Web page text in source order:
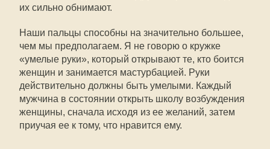
их сильно обнимают.
Наши пальцы способны на значительно большее,
чем мы предполагаем. Я не говорю о кружке
«умелые руки», который открывают те, кто боится
женщин и занимается мастурбацией. Руки
действительно должны быть умелыми. Каждый
мужчина в состоянии открыть школу возбуждения
женщины, сначала исходя из ее желаний, затем
приучая ее к тому, что нравится ему.